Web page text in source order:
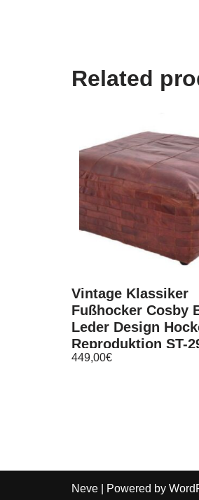
Related
Vintage Klassiker
Fußhocker Cosby
Leder Design
Reproduktion ST-
449,00€
Neve | Powered by